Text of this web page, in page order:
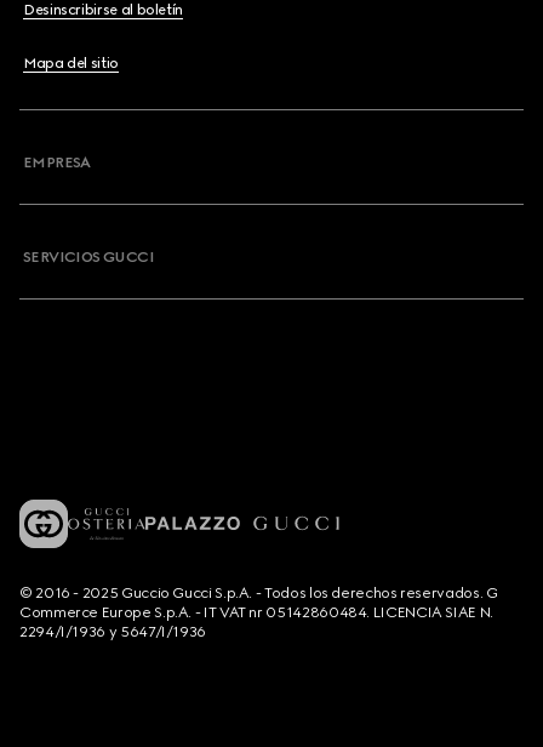
Desinscribirse al boletín
Mapa del sitio
EMPRESA
SERVICIOS GUCCI
© 2016 - 2025 Guccio Gucci S.p.A. - Todos los derechos reservados. G
Commerce Europe S.p.A. - IT VAT nr 05142860484. LICENCIA SIAE N.
2294/I/1936 y 5647/I/1936